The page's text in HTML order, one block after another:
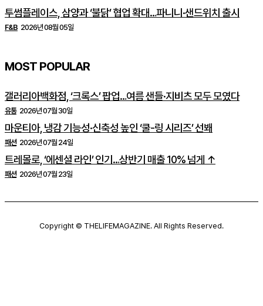
투썸플레이스, 삼양과 ‘불닭’ 협업 확대…파니니·샌드위치 출시
F&B 2026년 08월 05일
MOST POPULAR
갤러리아백화점, ‘크록스’ 팝업…여름 샌들·지비츠 모두 모였다
유통 2026년 07월 30일
마운티아, 냉감 기능성·신축성 높인 ‘쿨-링 시리즈’ 선봬
패션 2026년 07월 24일
트레몰로, ‘에센셜 라인’ 인기…상반기 매출 10% 넘게 ↑
패션 2026년 07월 23일
Copyright © THELIFEMAGAZINE. All Rights Reserved.